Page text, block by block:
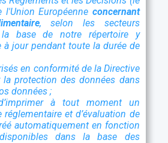
l'Union Européenne concernant
, selon les secteurs
base de notre répertoire y
jour pendant toute la durée de
en conformité de la Directive
la protection des données dans
données ;
à tout moment un
et d’évaluation de
automatiquement en fonction
dans la base des